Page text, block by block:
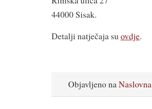
44000 Sisak.
Detalji natječaja su ovdje.
Objavljeno naNaslovna